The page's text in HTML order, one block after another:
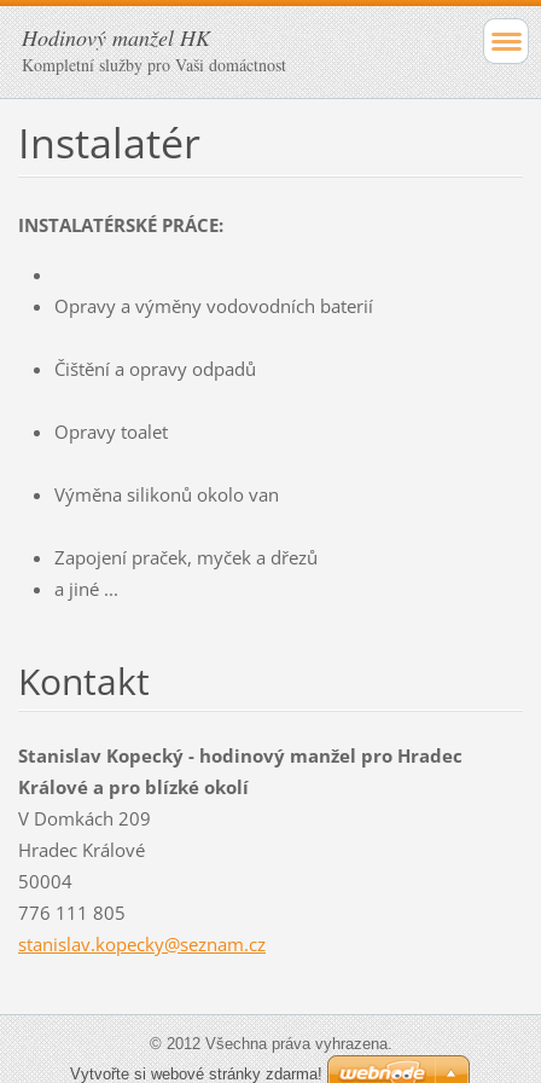
Hodinový manžel HK
Kompletní služby pro Vaši domáctnost
Instalatér
INSTALATÉRSKÉ PRÁCE:
Opravy a výměny vodovodních baterií
Čištění a opravy odpadů
Opravy toalet
Výměna silikonů okolo van
Zapojení praček, myček a dřezů
a jiné ...
Kontakt
Stanislav Kopecký - hodinový manžel pro Hradec
Králové a pro blízké okolí
V Domkách 209
Hradec Králové
50004
776 111 805
stanislav.kopecky@seznam.cz
© 2012 Všechna práva vyhrazena.
Vytvořte si webové stránky zdarma!